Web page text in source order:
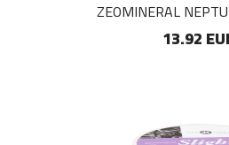
ZEOMINERAL
13.92